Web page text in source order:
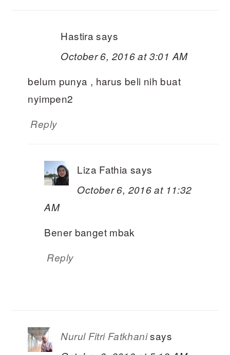
Hastira says
October 6, 2016 at 3:01 AM
belum punya , harus beli nih buat
nyimpen2
Reply
Liza Fathia says
October 6, 2016 at 11:32
AM
Bener banget mbak
Reply
Nurul Fitri Fatkhani says